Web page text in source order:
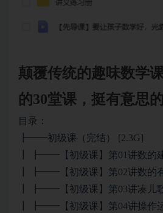
颠覆传统的趣味数学
的30堂课，挺有意思的
目录：
┣━━初级课（完结） [2.3G]
┃ ┣━━【初级课】第01讲数的
┃ ┣━━【初级课】第02讲数的
┃ ┣━━【初级课】第03讲凑儿
┃ ┣━━【初级课】第04讲操作